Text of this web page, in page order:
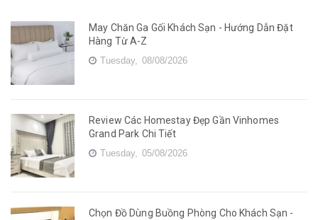
May Chăn Ga Gối Khách Sạn - Hướng Dẫn Đặt
Hàng Từ A-Z
Tuesday, 08/08/2026
Review Các Homestay Đẹp Gần Vinhomes
Grand Park Chi Tiết
Tuesday, 05/08/2026
Chọn Đồ Dùng Buồng Phòng Cho Khách Sạn -